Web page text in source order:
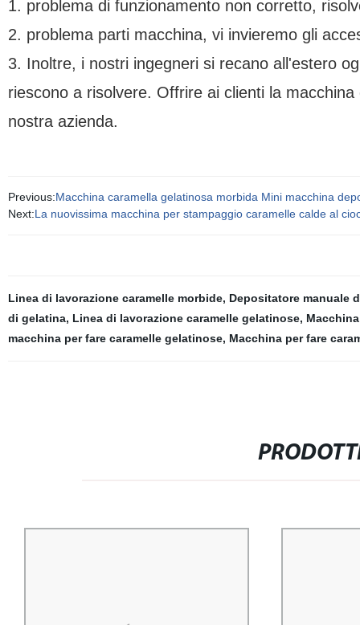
1. problema di funzionamento non corretto,
2. problema parti macchina, vi invieremo gli
3. Inoltre, i nostri ingegneri si recano all'estero
riescono a risolvere. Offrire ai clienti la
nostra azienda.
Previous:Macchina caramella gelatinosa morbida Mini macchina
Next:La nuovissima macchina per stampaggio caramelle calde al
Linea di lavorazione caramelle morbide, Depositatore manuale
di gelatina, Linea di lavorazione caramelle gelatinose,
macchina per fare caramelle gelatinose, Macchina per fare